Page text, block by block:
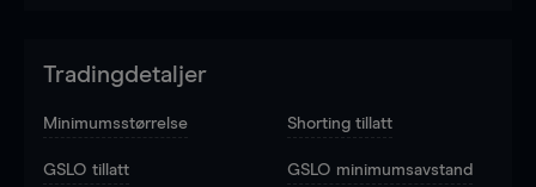
Tradingdetaljer
Minimumsstørrelse Shorting tillatt
GSLO tillatt GSLO minimumsavstand